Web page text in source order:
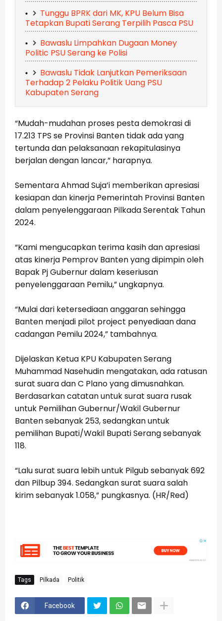
Tunggu BPRK dari MK, KPU Belum Bisa
Tetapkan Bupati Serang Terpilih Pasca PSU
Bawaslu Limpahkan Dugaan Money
Politic PSU Serang ke Polisi
Bawaslu Tidak Lanjutkan Pemeriksaan
Terhadap 2 Pelaku Politik Uang PSU
Kabupaten Serang
“Mudah-mudahan proses pesta demokrasi di
17.213 TPS se Provinsi Banten tidak ada yang
tertunda dan pelaksanaan rekapitulasinya
berjalan dengan lancar,” harapnya.
Sementara Ahmad Suja’i memberikan apresiasi
kesiapan dan kinerja Pemerintah Provinsi Banten
dalam penyelenggaraan Pilkada Serentak Tahun
2024.
“Kami mengucapkan terima kasih dan apresiasi
atas kinerja Pemprov Banten yang dipimpin oleh
Bapak Pj Gubernur dalam keseriusan
penyelenggaraan Pemilu,” ungkapnya.
“Mulai dari ketersediaan anggaran sehingga
Banten menjadi pilot project penyediaan dana
cadangan Pemilu 2024,” tambahnya.
Dijelaskan Ketua KPU Kabupaten Serang
Muhammad Nasehudin mengatakan, ada ratusan
surat suara dan C Plano yang dimusnahkan.
Berdasarkan catatan untuk surat suara rusak
untuk Pemilihan Gubernur/Wakil Gubernur
Banten sebanyak 253, sedangkan untuk
pemilihan Bupati/Wakil Bupati Serang sebanyak
118.
“Lalu surat suara lebih untuk Pilgub sebanyak 692
dan Pilbup 394. Sedangkan surat suara salah
kirim sebanyak 1.058,” pungkasnya. (HR/Red)
Tags Pilkada Politik
Facebook